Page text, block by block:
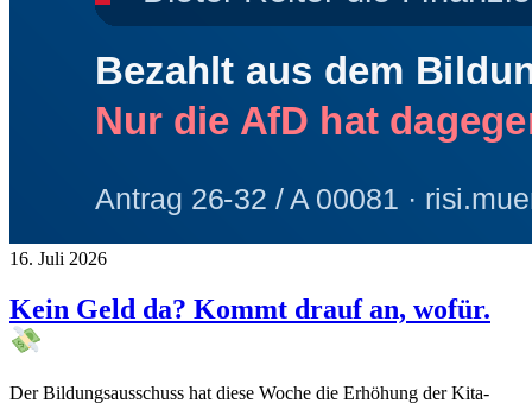
16. Juli 2026
Kein Geld da? Kommt drauf an, wofür.
Der Bildungsausschuss hat diese Woche die Erhöhung der Kita-